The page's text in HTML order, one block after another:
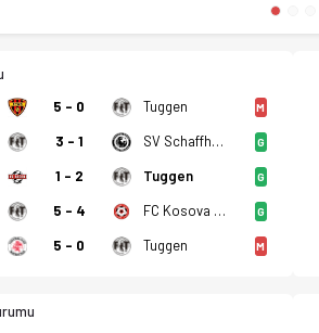
5-1 bitti. Gol anları, kadro,
5 - 0 Tuggen M
3 - 1 SV Schaffhausen G
1 - 2 Tuggen G
5 - 4 FC Kosova Zurich G
5 - 0 Tuggen M